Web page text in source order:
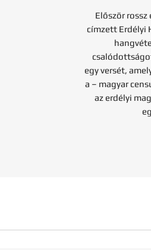
Először
címzett Erdélyi
egy versét,
a – magyar
az erdélyi